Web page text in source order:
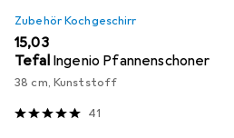
Zubehör Kochgeschirr
EUR
15,03
Tefal Ingenio Pfannenschoner
38 cm, Kunststoff
41